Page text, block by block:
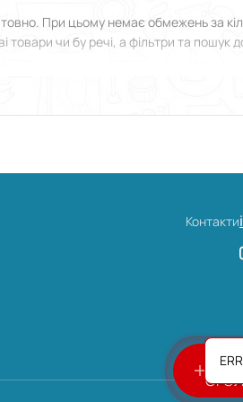
При цьому немає обмежень за
товари чи бу речі, а фільтри та пошук
Люботині й прикріпити фотографії.
Контакти